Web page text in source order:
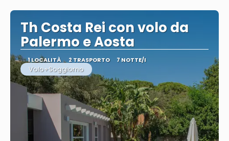
Th Costa Rei con volo da
Palermo e Aosta
1 LOCALITÀ 2 TRASPORTO 7 NOTTE/I
Volo+Soggiorno